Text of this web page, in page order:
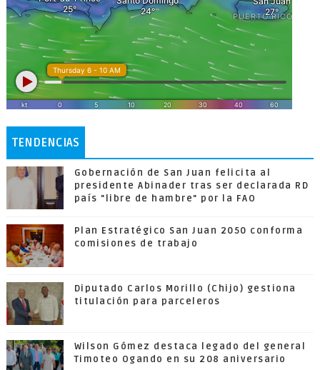
TENDENCIAS
Gobernación de San Juan felicita al
presidente Abinader tras ser declarada RD
país "libre de hambre" por la FAO
Plan Estratégico San Juan 2050 conforma
comisiones de trabajo
Diputado Carlos Morillo (Chijo) gestiona
titulación para parceleros
Wilson Gómez destaca legado del general
Timoteo Ogando en su 208 aniversario